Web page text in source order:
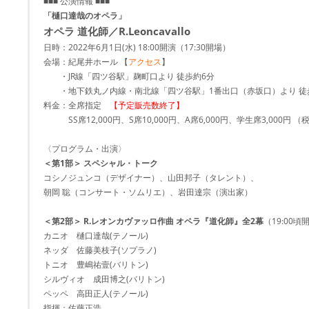
「樋口達哉のオペラ」
オペラ 道化師／R.Leoncavallo
日時：2022年6月1日(水) 18:00開演（17:30開場）
会場：紀尾井ホール 【アクセス】
・JR線「四ツ谷駅」麹町口より 徒歩約6分
・地下鉄丸ノ内線・南北線「四ツ谷駅」1番出口（赤坂口）より 徒
料金：全席指定
【予定販売数終了】
SS席12,000円、S席10,000円、A席6,000円、学生席3,000円 （
〈プログラム・出演〉
＜第1部＞ スペシャル・トーク
コシノジュンコ（デザイナー）、山田邦子（タレント）、
朝岡 聡（コンサート・ソムリエ）、岩田達宗（演出家）
＜第2部＞ R.レオンカヴァッロ作曲 オペラ『道化師』全2幕 （19:00頃
カニオ 樋口達哉(テノール)
ネッダ 佐藤美枝子(ソプラノ)
トニオ 豊嶋祐壹(バリトン)
シルヴィオ 成田博之(バリトン)
ペッペ 高田正人(テノール)